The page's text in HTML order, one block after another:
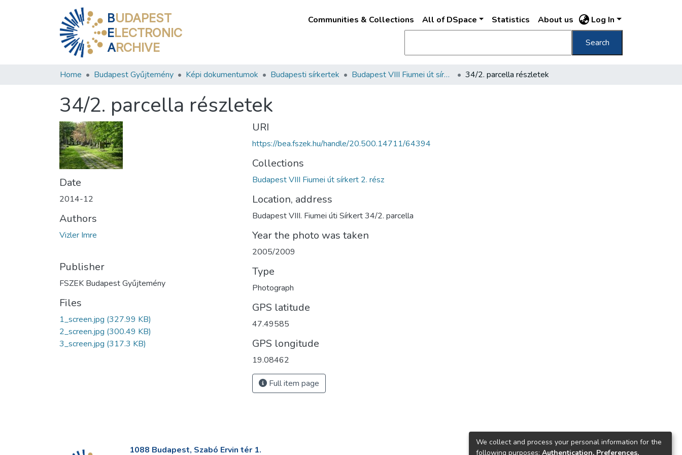
BUDAPEST
ELECTRONIC
ARCHIVE
Communities & Collections All of DSpace Statistics About us Log In
Search
Home Budapest Gyűjtemény Képi dokumentumok Budapesti sírkertek Budapest VIII Fiumei út sírkert 2. rész 34/2. parcella részletek
34/2. parcella részletek
Date
2014-12
Authors
Vizler Imre
Publisher
FSZEK Budapest Gyűjtemény
Files
1_screen.jpg (327.99 KB)
2_screen.jpg (300.49 KB)
3_screen.jpg (317.3 KB)
URI
https://bea.fszek.hu/handle/20.500.14711/64394
Collections
Budapest VIII Fiumei út sírkert 2. rész
Location, address
Budapest VIII. Fiumei úti Sírkert 34/2. parcella
Year the photo was taken
2005/2009
Type
Photograph
GPS latitude
47.49585
GPS longitude
19.08462
Full item page
1088 Budapest, Szabó Ervin tér 1.
We collect and process your personal information for the
following purposes: Authentication, Preferences,